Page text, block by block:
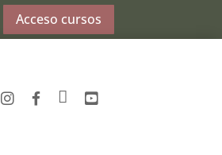
Acceso cursos
INSTAGRAM
FACEBOOK
TWITTERYOUTUBE